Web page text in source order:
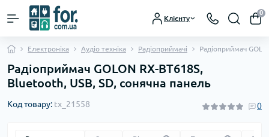
Клієнту
0
Електроніка Аудіо техніка Радіоприймачі Радіоприймач
Радіоприймач GOLON RX-BT618S,
Bluetooth, USB, SD, сонячна панель
Код товару: tx_21558 0